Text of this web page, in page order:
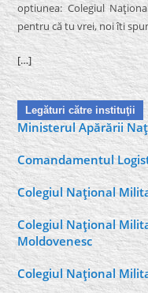
optiunea: Colegiul
pentru că tu vrei, noi îti
[…]
Legături către instituţii
Ministerul Apărării
Comandamentul
Colegiul Naţional
Colegiul Naţional
Moldovenesc
Colegiul Naţional